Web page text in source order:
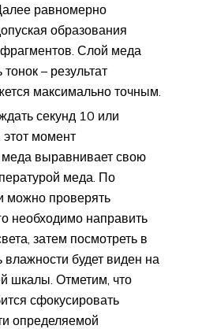
равномерно
образования
Слой меда
– результат
максимально точным.
секунд 10 или
момент
выравнивает свою
меда. По
можно проверять
необходимо направить
затем посмотреть в
влажности будет виден на
шкалы. Отметим, что
сфокусировать
определяемой